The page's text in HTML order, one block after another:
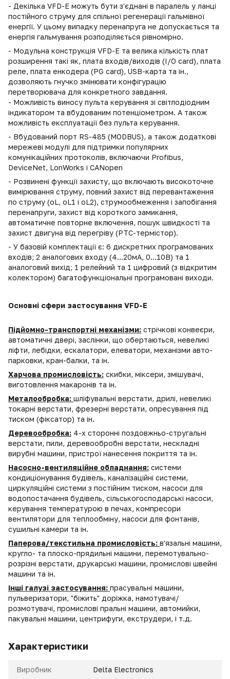
- Декілька VFD-E можуть бути з'єднані в паралель у ланці
постійного струму для спільної регенерації гальмівної
енергії. У цьому випадку перенапруга не допускається та
енергія гальмування розподіляється рівномірно.
- Модульна конструкція VFD-E та велика кількість плат
розширення такі як, плата входів/виходів (I/O card), плата
реле, плата енкодера (PG card), USB-карта та ін.,
дозволяють гнучко змінювати конфігурацію
перетворювача для конкретного завдання.
- Можливість виносу пульта керування зі світлодіодним
індикатором та вбудованим потенціометром. А також
можливість експлуатації без пульта керування.
- Вбудований порт RS-485 (MODBUS), а також додаткові
мережеві модулі для підтримки популярних
комунікаційних протоколів, включаючи Profibus,
DeviceNet, LonWorks і CANopen
- Розвинені функції захисту, що включають високоточне
вимірювання струму, повний захист від перевантаження
по струму (oL, oL1 і oL2), струмообмеження і запобігання
перенапруги, захист від короткого замикання,
автоматичне повторне включення, пошук швидкості та
захист двигуна від перегріву (PTC-термістор).
- У базовій комплектації є: 6 дискретних програмованих
входів; 2 аналогових входу (4...20мА, 0...10В) та 1
аналоговий вихід; 1 релейний та 1 цифровий (з відкритим
колектором) багатофункціональні програмовані виходи.
Основні сфери застосування VFD-E
Підйомно-транспортні механізми: стрічкові конвеєри,
автоматичні двері, заслінки, що обертаються, невеликі
ліфти, лебідки, ескалатори, елеватори, механізми авто-
парковки, кран-балки, та ін.
Харчова промисловість: скибки, міксери, змішувачі,
виготовлення макаронів та ін.
Металообробка: шліфувальні верстати, дрилі, невеликі
токарні верстати, фрезерні верстати, опресування під
тиском (фіксатор) та ін.
Деревообробка: 4-х сторонні поздовжньо-стругальні
верстати, пили, деревообробні верстати, нескладні
вирубні машини, пристрої нанесення покриття та ін.
Насосно-вентиляційне обладнання: системи
кондиціонування будівель, каналізаційні системи,
циркуляційні системи з постійним тиском, насоси для
водопостачання будівель, сільськогосподарські насоси,
керування температурою в печах, компресори
вентилятори для теплообміну, насоси для фонтанів,
сушильні камери та ін.
Паперова/текстильна промисловість: в'язальні машини,
кругло- та плоско-прядильні машини, перемотувально-
розрізні верстати, друкарські машини, промислові швейні
машини та ін.
Інші галузі застосування: прасувальні машини,
пульверизатори, "біжить" доріжка, намотувачі/
розмотувачі, промислові пральні машини, автомийки,
пакувальні машини, центрифуги, екструдери, і т.д.
Характеристики
Виробник Delta Electronics